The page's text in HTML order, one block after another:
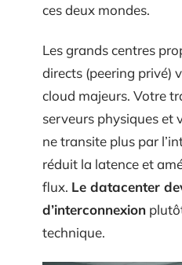
ces deux mondes.
Les grands centres
directs (peering privé)
cloud majeurs. Votre
serveurs physiques et
ne transite plus par
réduit la latence et
flux. Le datacenter
d’interconnexion
technique.